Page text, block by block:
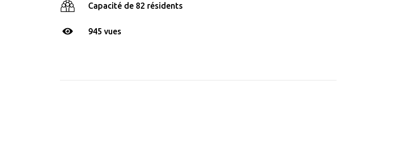
Capacité de 82 résidents
945 vues